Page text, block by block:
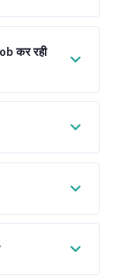
कर रही